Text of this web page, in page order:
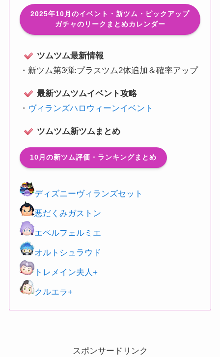
2025年10月のイベント・新ツム・ピックアップ
ガチャのリークまとめカレンダー
ツムツム最新情報
・ 新ツム第3弾:プラスツム2体追加＆確率アップ
最新ツムツムイベント攻略
・ ヴィランズハロウィーンイベント
ツムツム新ツムまとめ
10月の新ツム評価・ランキングまとめ
ディズニーヴィランズセット
悪だくみガストン
エペルフェルミエ
オルトシュラウド
トレメイン夫人+
クルエラ+
スポンサードリンク